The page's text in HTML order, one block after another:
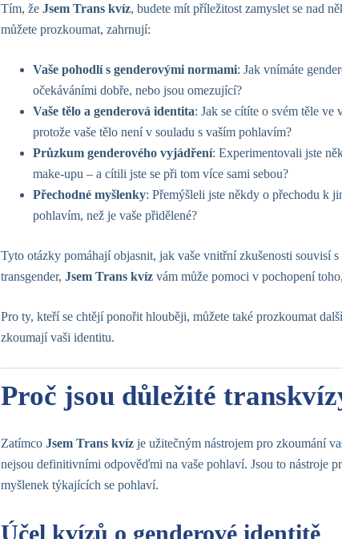
Tím, že Jsem Trans kvíz, budete mít příležitost zamyslet se nad
můžete prozkoumat, zahrnují:
Vaše pohodlí s genderovými normami: Jak vnímáte
očekáváními dobře, nebo jsou omezující?
Vaše tělo a genderová identita: Jak se cítíte o svém těle
protože vaše tělo není v souladu s vaším pohlavím?
Průzkum genderového vyjádření: Experimentovali jste
make-upu – a cítili jste se při tom více sami sebou?
Přechodné myšlenky: Přemýšleli jste někdy o přechodu k
pohlavím, než je vaše přidělené?
Tyto otázky pomáhají objasnit, jak vaše vnitřní zkušenosti souvisí
transgender, Jsem Trans kvíz vám může pomoci v pochopení
Pro ty, kteří se chtějí ponořit hlouběji, můžete také prozkoumat
zkoumají vaši identitu.
Proč jsou důležité
Zatímco Jsem Trans kvíz je užitečným nástrojem pro zkoumání
nejsou definitivními odpověďmi na vaše pohlaví. Jsou to nástroje
myšlenek týkajících se pohlaví.
Účel kvízů o genderové identitě